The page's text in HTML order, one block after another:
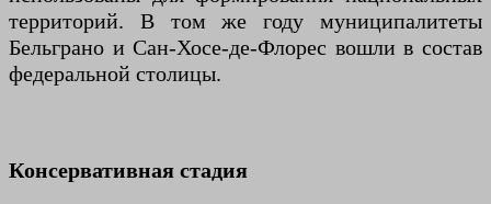
территорий. В том же году муниципалитеты
Бельграно и Сан-Хосе-де-Флорес вошли в состав
федеральной столицы.
Консервативная стадия